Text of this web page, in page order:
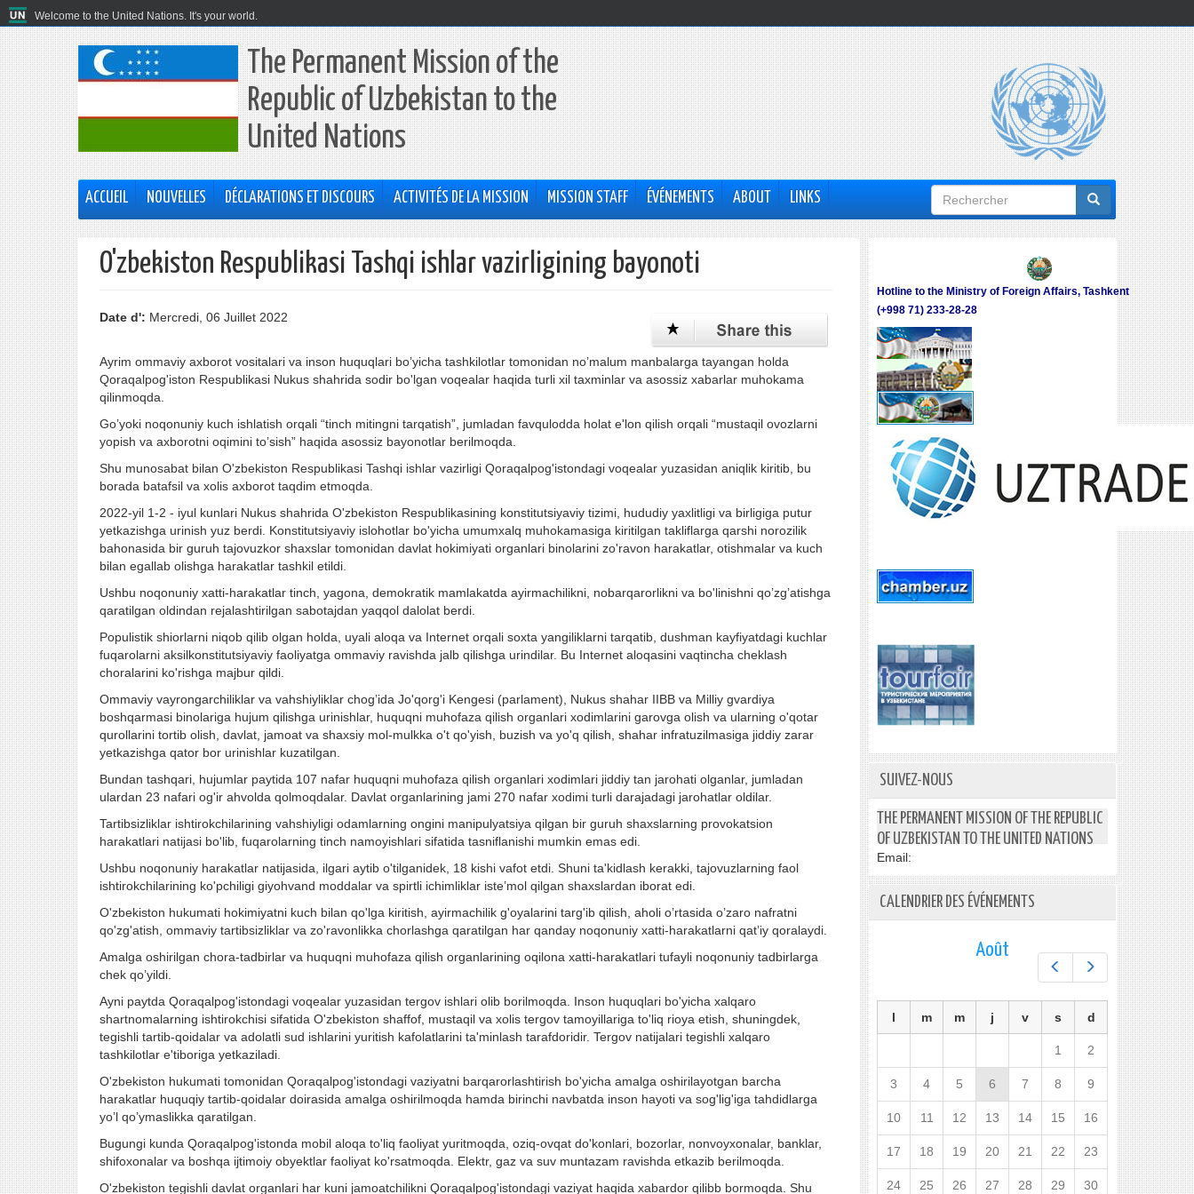
Welcome to the United Nations. It's your world.
The Permanent Mission of the
Republic of Uzbekistan to the
United Nations
ACCUEIL NOUVELLES DÉCLARATIONS ET DISCOURS ACTIVITÉS DE LA MISSION MISSION STAFF ÉVÉNEMENTS ABOUT LINKS
Formulaire
de
O'zbekiston Respublikasi Tashqi ishlar vazirligining bayonoti
Date d': Mercredi, 06 Juillet 2022
Ayrim ommaviy axborot vositalari va inson huquqlari bo’yicha tashkilotlar tomonidan no’malum manbalarga tayangan holda
Qoraqalpog'iston Respublikasi Nukus shahrida sodir bo'lgan voqealar haqida turli xil taxminlar va asossiz xabarlar muhokama
qilinmoqda.
Go’yoki noqonuniy kuch ishlatish orqali “tinch mitingni tarqatish”, jumladan favqulodda holat e'lon qilish orqali “mustaqil ovozlarni
yopish va axborotni oqimini to’sish” haqida asossiz bayonotlar berilmoqda.
Shu munosabat bilan O'zbekiston Respublikasi Tashqi ishlar vazirligi Qoraqalpog'istondagi voqealar yuzasidan aniqlik kiritib, bu
borada batafsil va xolis axborot taqdim etmoqda.
2022-yil 1-2 - iyul kunlari Nukus shahrida O'zbekiston Respublikasining konstitutsiyaviy tizimi, hududiy yaxlitligi va birligiga putur
yetkazishga urinish yuz berdi. Konstitutsiyaviy islohotlar bo'yicha umumxalq muhokamasiga kiritilgan takliflarga qarshi norozilik
bahonasida bir guruh tajovuzkor shaxslar tomonidan davlat hokimiyati organlari binolarini zo'ravon harakatlar, otishmalar va kuch
bilan egallab olishga harakatlar tashkil etildi.
Ushbu noqonuniy xatti-harakatlar tinch, yagona, demokratik mamlakatda ayirmachilikni, nobarqarorlikni va bo'linishni qo’zg’atishga
qaratilgan oldindan rejalashtirilgan sabotajdan yaqqol dalolat berdi.
Populistik shiorlarni niqob qilib olgan holda, uyali aloqa va Internet orqali soxta yangiliklarni tarqatib, dushman kayfiyatdagi kuchlar
fuqarolarni aksilkonstitutsiyaviy faoliyatga ommaviy ravishda jalb qilishga urindilar. Bu Internet aloqasini vaqtincha cheklash
choralarini ko'rishga majbur qildi.
Ommaviy vayrongarchiliklar va vahshiyliklar chog’ida Jo'qorg'i Kengesi (parlament), Nukus shahar IIBB va Milliy gvardiya
boshqarmasi binolariga hujum qilishga urinishlar, huquqni muhofaza qilish organlari xodimlarini garovga olish va ularning o'qotar
qurollarini tortib olish, davlat, jamoat va shaxsiy mol-mulkka o't qo'yish, buzish va yo'q qilish, shahar infratuzilmasiga jiddiy zarar
yetkazishga qator bor urinishlar kuzatilgan.
Bundan tashqari, hujumlar paytida 107 nafar huquqni muhofaza qilish organlari xodimlari jiddiy tan jarohati olganlar, jumladan
ulardan 23 nafari og'ir ahvolda qolmoqdalar. Davlat organlarining jami 270 nafar xodimi turli darajadagi jarohatlar oldilar.
Tartibsizliklar ishtirokchilarining vahshiyligi odamlarning ongini manipulyatsiya qilgan bir guruh shaxslarning provokatsion
harakatlari natijasi bo'lib, fuqarolarning tinch namoyishlari sifatida tasniflanishi mumkin emas edi.
Ushbu noqonuniy harakatlar natijasida, ilgari aytib o'tilganidek, 18 kishi vafot etdi. Shuni ta'kidlash kerakki, tajovuzlarning faol
ishtirokchilarining ko'pchiligi giyohvand moddalar va spirtli ichimliklar iste’mol qilgan shaxslardan iborat edi.
O'zbekiston hukumati hokimiyatni kuch bilan qo'lga kiritish, ayirmachilik g'oyalarini targ'ib qilish, aholi o’rtasida o’zaro nafratni
qo'zg'atish, ommaviy tartibsizliklar va zo'ravonlikka chorlashga qaratilgan har qanday noqonuniy xatti-harakatlarni qat’iy qoralaydi.
Amalga oshirilgan chora-tadbirlar va huquqni muhofaza qilish organlarining oqilona xatti-harakatlari tufayli noqonuniy tadbirlarga
chek qo’yildi.
Ayni paytda Qoraqalpog'istondagi voqealar yuzasidan tergov ishlari olib borilmoqda. Inson huquqlari bo'yicha xalqaro
shartnomalarning ishtirokchisi sifatida O'zbekiston shaffof, mustaqil va xolis tergov tamoyillariga to'liq rioya etish, shuningdek,
tegishli tartib-qoidalar va adolatli sud ishlarini yuritish kafolatlarini ta'minlash tarafdoridir. Tergov natijalari tegishli xalqaro
tashkilotlar e'tiboriga yetkaziladi.
O'zbekiston hukumati tomonidan Qoraqalpog'istondagi vaziyatni barqarorlashtirish bo'yicha amalga oshirilayotgan barcha
harakatlar huquqiy tartib-qoidalar doirasida amalga oshirilmoqda hamda birinchi navbatda inson hayoti va sog'lig'iga tahdidlarga
yo’l qo’ymaslikka qaratilgan.
Bugungi kunda Qoraqalpog'istonda mobil aloqa to'liq faoliyat yuritmoqda, oziq-ovqat do'konlari, bozorlar, nonvoyxonalar, banklar,
shifoxonalar va boshqa ijtimoiy obyektlar faoliyat ko'rsatmoqda. Elektr, gaz va suv muntazam ravishda etkazib berilmoqda.
O'zbekiston tegishli davlat organlari har kuni jamoatchilikni Qoraqalpog'istondagi vaziyat haqida xabardor qilibb bormoqda. Shu
Hotline to the Ministry of Foreign Affairs, Tashkent
(+998 71) 233-28-28
SUIVEZ-NOUS
THE PERMANENT MISSION OF THE REPUBLIC
OF UZBEKISTAN TO THE UNITED NATIONS
Email:
CALENDRIER DES ÉVÉNEMENTS
Préc. Suiv.
Août
l m m j v s d
1 2
3 4 5 6 7 8 9
10 11 12 13 14 15 16
17 18 19 20 21 22 23
24 25 26 27 28 29 30